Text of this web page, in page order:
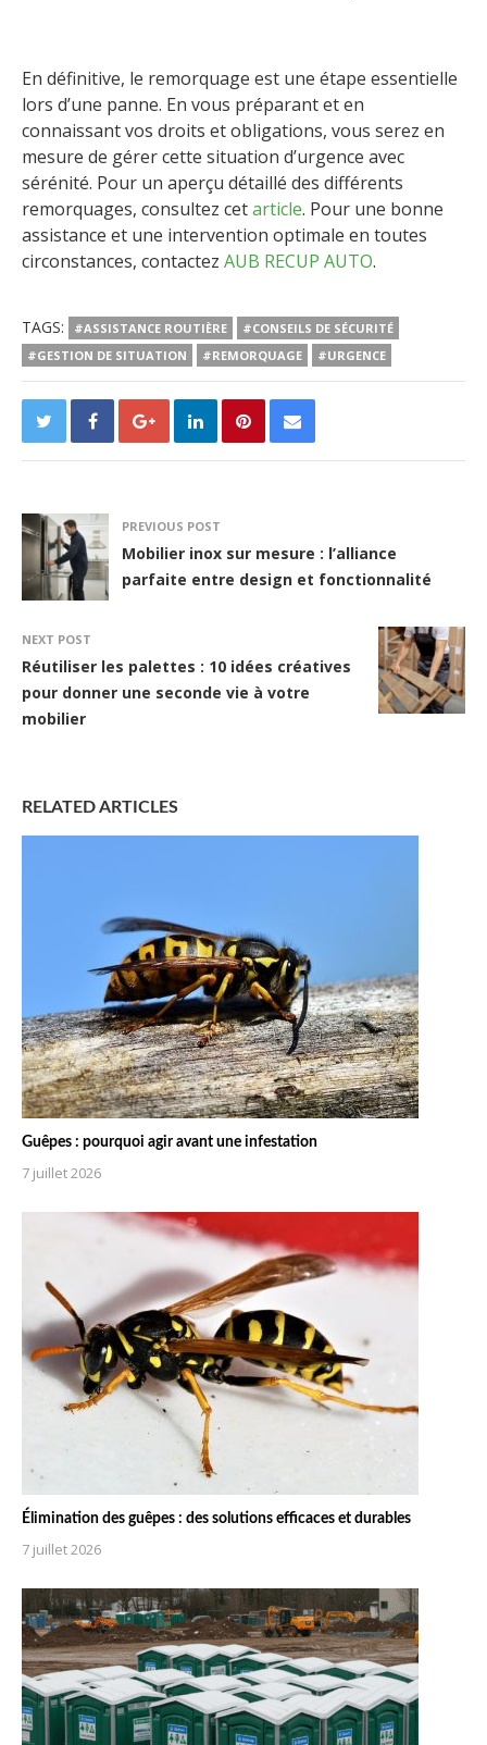
En définitive, le remorquage est une étape essentielle
lors d’une panne. En vous préparant et en
connaissant vos droits et obligations, vous serez en
mesure de gérer cette situation d’urgence avec
sérénité. Pour un aperçu détaillé des différents
remorquages, consultez cetarticle. Pour une bonne
assistance et une intervention optimale en toutes
circonstances, contactez AUB RECUP AUTO.
TAGS: #ASSISTANCE ROUTIÈRE
#CONSEILS DE SÉCURITÉ
#GESTION DE SITUATION
#REMORQUAGE #URGENCE
PREVIOUS POST
Mobilier inox sur mesure : l’alliance
parfaite entre design et fonctionnalité
NEXT POST
Réutiliser les palettes : 10 idées créatives
pour donner une seconde vie à votre
mobilier
RELATED ARTICLES
Guêpes : pourquoi agir avant une infestation
7 juillet 2026
Élimination des guêpes : des solutions efficaces et durables
7 juillet 2026